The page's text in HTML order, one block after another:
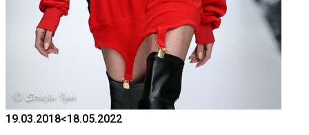
19.03.2018<18.05.2022